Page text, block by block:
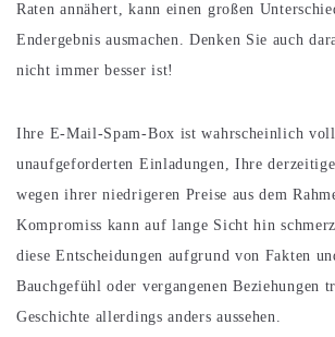
Raten annähert, kann einen großen
Endergebnis ausmachen. Denken Sie auch
nicht immer besser ist!
Ihre E-Mail-Spam-Box ist wahrscheinlich
unaufgeforderten Einladungen, Ihre
wegen ihrer niedrigeren Preise aus dem
Kompromiss kann auf lange Sicht hin
diese Entscheidungen aufgrund von Fakten
Bauchgefühl oder vergangenen Beziehungen
Geschichte allerdings anders aussehen.